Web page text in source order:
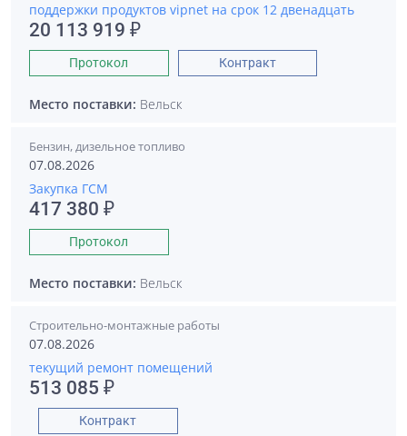
поддержки продуктов vipnet на срок 12 двенадцать
20 113 919 ₽
Протокол Контракт
Место поставки: Вельск
Бензин, дизельное топливо
07.08.2026
Закупка ГСМ
417 380 ₽
Протокол
Место поставки: Вельск
Строительно-монтажные работы
07.08.2026
текущий ремонт помещений
513 085 ₽
Контракт